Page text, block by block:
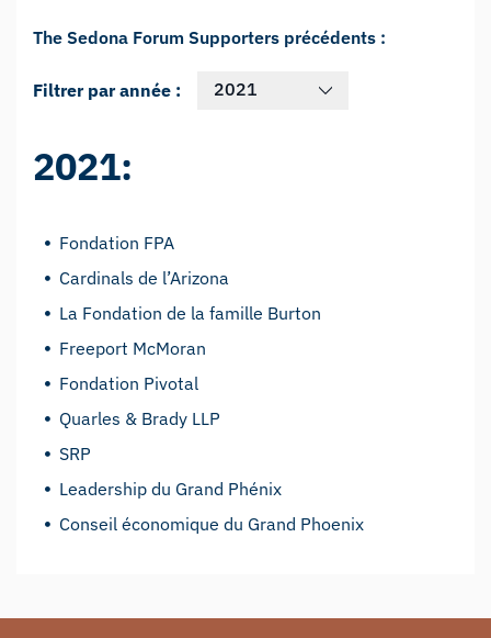
The Sedona Forum Supporters précédents :
Filtrer par année : 2021
2021:
Fondation FPA
Cardinals de l’Arizona
La Fondation de la famille Burton
Freeport McMoran
Fondation Pivotal
Quarles & Brady LLP
SRP
Leadership du Grand Phénix
Conseil économique du Grand Phoenix